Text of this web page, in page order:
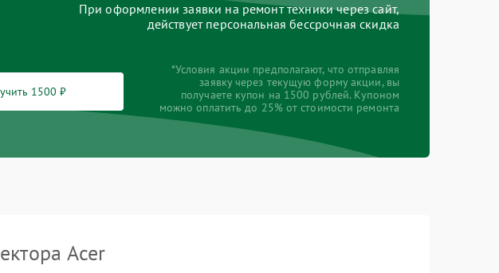
При оформлении заявки на ремонт техники через сайт,
действует персональная бессрочная скидка
1500 ₽
*Условия акции предполагают, что отправляя
заявку через текущую форму акции, вы
получаете купон на 1500 рублей. Купоном
можно оплатить до 25% от стоимости ремонта
Acer